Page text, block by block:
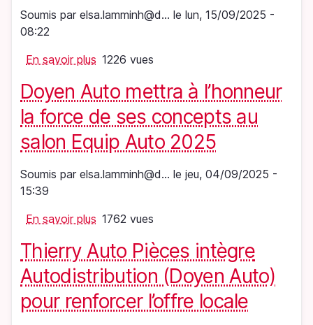
Soumis par elsa.lamminh@d… le lun, 15/09/2025 -
08:22
En savoir plus sur
AutoService
lance
un
nouveau
web
la
croissance
de
ses
garages
partenaires
1226 vues
Doyen Auto mettra à l’honneur
la force de ses concepts au
salon Equip Auto 2025
Soumis par elsa.lamminh@d… le jeu, 04/09/2025 -
15:39
En savoir plus sur
Auto
mettra
à
l’honneur
1762 vues
Thierry Auto Pièces intègre
Autodistribution (Doyen Auto)
pour renforcer l’offre locale